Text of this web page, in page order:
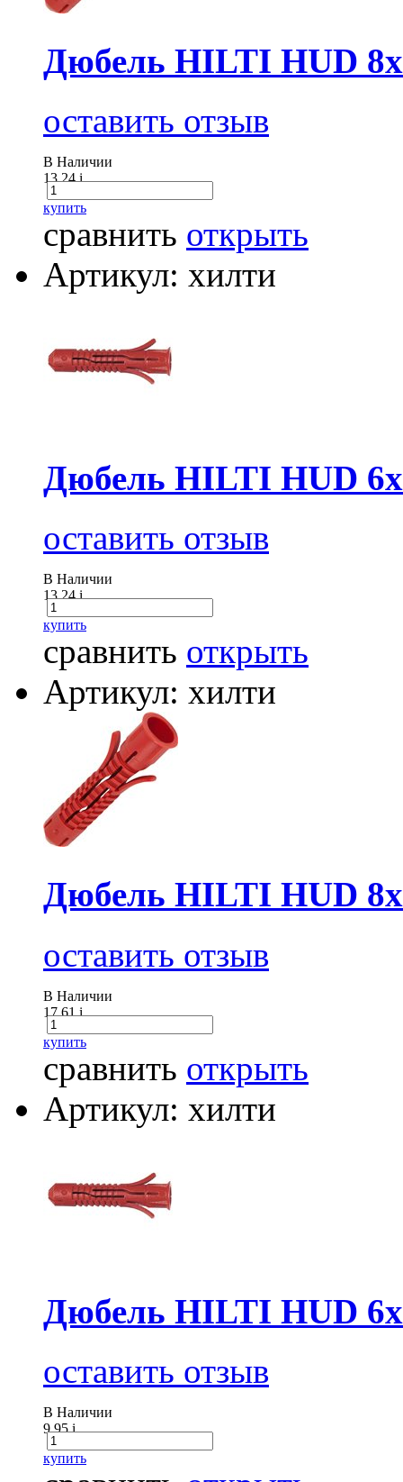
Дюбель HILTI HUD
оставить отзыв
В Наличии
13.24i
купить
сравнить открыть
Артикул: хилти
Дюбель HILTI HUD
оставить отзыв
В Наличии
13.24i
купить
сравнить открыть
Артикул: хилти
Дюбель HILTI HUD
оставить отзыв
В Наличии
17.61i
купить
сравнить открыть
Артикул: хилти
Дюбель HILTI HUD
оставить отзыв
В Наличии
9.95i
купить